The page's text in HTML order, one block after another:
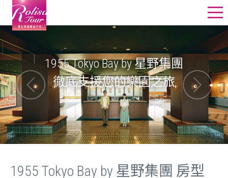
星野行程
星野教堂婚禮
星野團體
其他精選行程
線上詢價
1955 Tokyo Bay by 星野集團
徹底支援您的樂園之旅
1955 Tokyo Bay by 星野集團 房型